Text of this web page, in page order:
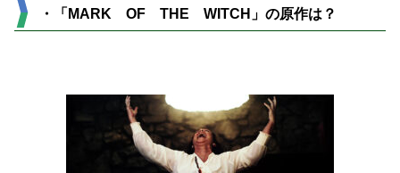
・「MARK OF THE WITCH」の原作は？